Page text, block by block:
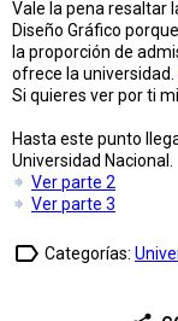
Vale la pena resaltar
Diseño Gráfico
la proporción de
ofrece la universidad.
Si quieres ver por ti
Hasta este punto
Universidad Nacional.
Ver parte 2
Ver parte 3
label_outline Categorías: